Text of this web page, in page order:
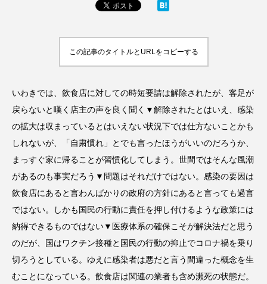
この記事のタイトルとURLをコピーする
いわきでは、飲食店に対しての時短要請は解除されたが、客足が
戻らないと嘆く店主の声を良く聞く▼解除されたとはいえ、感染
の拡大は収まっているとはいえない状況下では仕方ないことかも
しれないが、「自粛慣れ」とでも言ったほうがいいのだろうか、
まっすぐ家に帰ることが習慣化してしまう。世間ではそんな風潮
があるのも事実だろう▼問題はそれだけではない。感染の要因は
飲食店にあると言わんばかりの政府の方針にあると言っても過言
ではない。しかも国民の行動に責任を押し付けるような政策には
納得できるものではない▼医療体系の確保こそが解決法だと思う
のだが、国はワクチン接種と国民の行動の抑止でコロナ禍を乗り
切ろうとしている。ゆえに感染者は悪だと言う間違った概念を生
むことになっている。飲食店は関連の業者も含め瀕死の状態だ。